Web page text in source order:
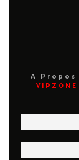
A Propos
VIPZONE